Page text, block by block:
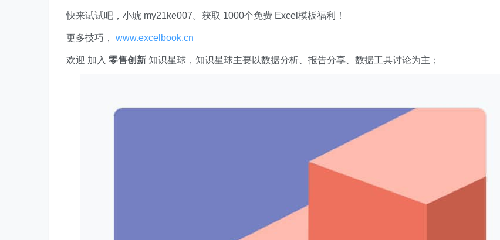
快来试试吧，小琥 my21ke007。获取 1000个免费 Excel模板福利​​​​！
更多技巧， www.excelbook.cn
欢迎 加入 零售创新 知识星球，知识星球主要以数据分析、报告分享、数据工具讨论为主；